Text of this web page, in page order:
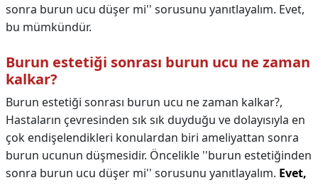
sonra burun ucu düşer mi'' sorusunu yanıtlayalım. Evet,
bu mümkündür.
Burun estetiği sonrası burun ucu ne zaman
kalkar?
Burun estetiği sonrası burun ucu ne zaman kalkar?,
Hastaların çevresinden sık sık duyduğu ve dolayısıyla en
çok endişelendikleri konulardan biri ameliyattan sonra
burun ucunun düşmesidir. Öncelikle ''burun estetiğinden
sonra burun ucu düşer mi'' sorusunu yanıtlayalım. Evet,